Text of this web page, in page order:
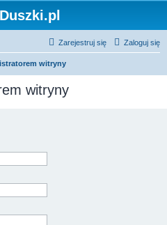
Zaloguj się
Zarejestruj się
witryny
witryny